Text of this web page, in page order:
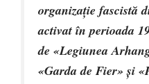
organizaţie fascistă
activat în perioada
de «Legiunea
«Garda de Fier» şi